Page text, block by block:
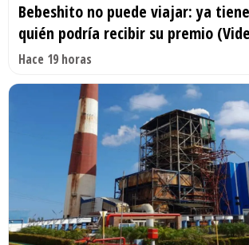
Bebeshito no puede viajar: ya
quién podría recibir su premio
Hace 19 horas